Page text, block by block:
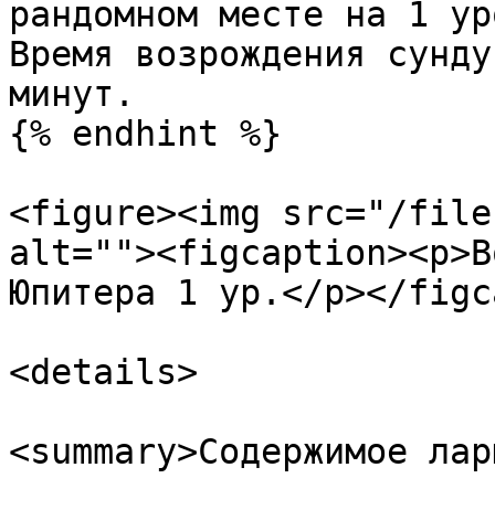
рандомном месте на 1
Время возрождения
минут.
{% endhint %}
<figure><img src="/files/
Юпитера 1 ур.</p></
<details>
<summary>Содержимое